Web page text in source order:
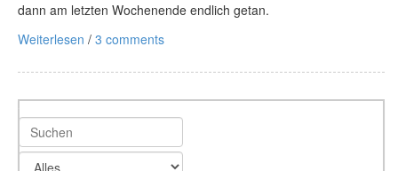
dann am letzten Wochenende endlich getan.
Weiterlesen / 3 comments